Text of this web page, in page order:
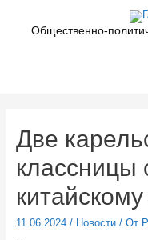
содержимомуОбщественно-
Две
классницы
11.06.2024/ Новости/ От